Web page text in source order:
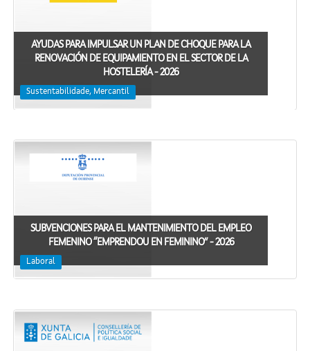
AYUDAS PARA IMPULSAR UN PLAN DE CHOQUE PARA LA
RENOVACIÓN DE EQUIPAMIENTO EN EL SECTOR DE LA
HOSTELERÍA - 2026
Sustentabilidade, Mercantil
SUBVENCIONES PARA EL MANTENIMIENTO DEL EMPLEO
FEMENINO “EMPRENDOU EN FEMININO” - 2026
Laboral